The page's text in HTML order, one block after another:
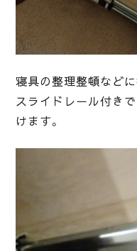
寝具の整理整頓などに
スライドレール付き
けます。